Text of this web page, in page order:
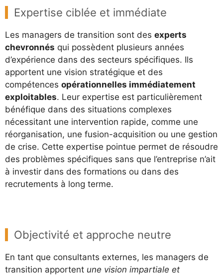
Expertise ciblée et immédiate
Les managers de transition sont des experts
chevronnés qui possèdent plusieurs années
d’expérience dans des secteurs spécifiques. Ils
apportent une vision stratégique et des
compétences opérationnelles immédiatement
exploitables. Leur expertise est particulièrement
bénéfique dans des situations complexes
nécessitant une intervention rapide, comme une
réorganisation, une fusion-acquisition ou une gestion
de crise. Cette expertise pointue permet de résoudre
des problèmes spécifiques sans que l’entreprise n’ait
à investir dans des formations ou dans des
recrutements à long terme.
Objectivité et approche neutre
En tant que consultants externes, les managers de
transition apportent une vision impartiale et